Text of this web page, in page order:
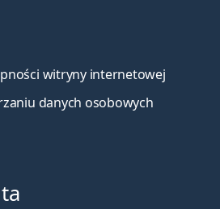
witryny internetowej
danych osobowych